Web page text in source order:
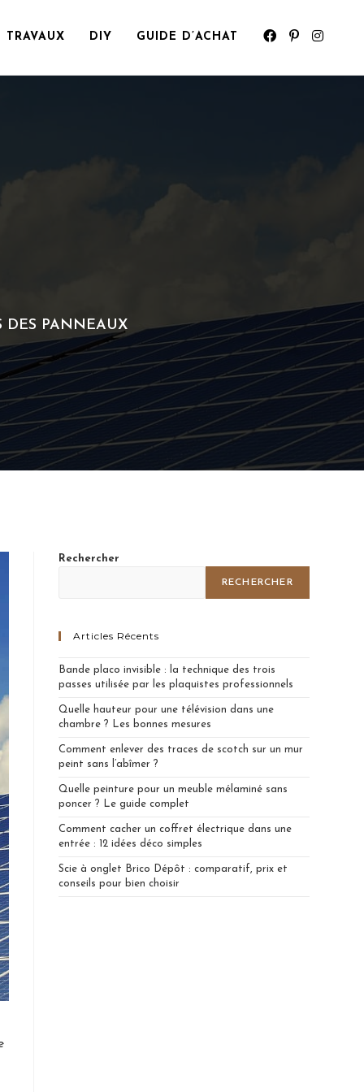
TRAVAUX DIY GUIDE D’ACHAT
DES PANNEAUX
Rechercher
RECHERCHER
Articles Récents
Bande placo invisible : la technique des trois
passes utilisée par les plaquistes professionnels
Quelle hauteur pour une télévision dans une
chambre ? Les bonnes mesures
Comment enlever des traces de scotch sur un mur
peint sans l’abîmer ?
Quelle peinture pour un meuble mélaminé sans
poncer ? Le guide complet
Comment cacher un coffret électrique dans une
entrée : 12 idées déco simples
Scie à onglet Brico Dépôt : comparatif, prix et
conseils pour bien choisir